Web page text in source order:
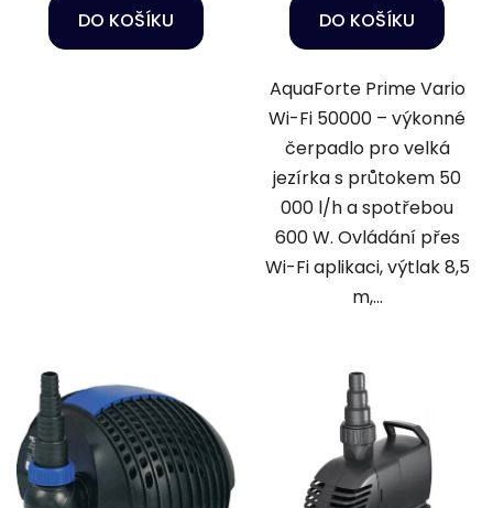
DO KOŠÍKU DO KOŠÍKU
AquaForte Prime Vario
Wi-Fi 50000 – výkonné
čerpadlo pro velká
jezírka s průtokem 50
000 l/h a spotřebou
600 W. Ovládání přes
Wi-Fi aplikaci, výtlak 8,5
m,...